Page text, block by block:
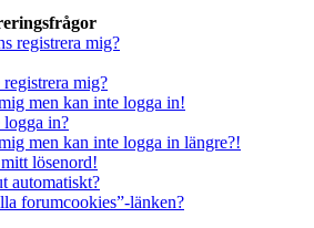
registrera mig?
mig?
men kan inte logga in!
in?
men kan inte logga in längre?!
lösenord!
automatiskt?
forumcookies”-länken?